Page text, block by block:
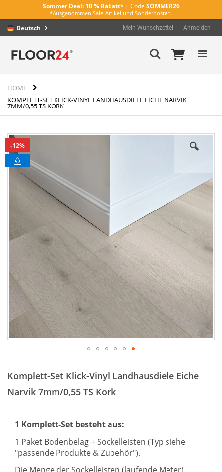
Sommer Deal: 10 % Rabatt* | Code SOMMER26
*Ausgenommen Sale-Artikel und Sonderposten.
Mein
Mein Wunschzettel Anmelden
Suche
HOME
KOMPLETT-SET KLICK-VINYL LANDHAUSDIELE EICHE NARVIK
7MM/0,55 TS KORK
Zum
Ende
der
Bildergalerie
springen
der
Bildergalerie
springen
12%
Komplett-Set Klick-Vinyl Landhausdiele Eiche
Narvik 7mm/0,55 TS Kork
1 Komplett-Set besteht aus:
1 Paket Bodenbelag + Sockelleisten (Typ siehe
"passende Produkte & Zubehör").
Die Menge der Sockelleisten (laufende Meter)
Deutsch